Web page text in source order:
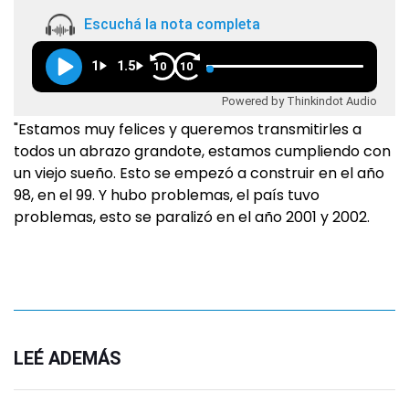
Escuchá la nota completa
1 1.5 10 10
Powered by Thinkindot Audio
"Estamos muy felices y queremos transmitirles a
todos un abrazo grandote, estamos cumpliendo con
un viejo sueño. Esto se empezó a construir en el año
98, en el 99. Y hubo problemas, el país tuvo
problemas, esto se paralizó en el año 2001 y 2002.
LEÉ ADEMÁS